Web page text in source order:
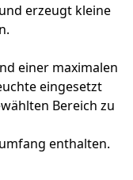
erzeugt kleine
einer maximalen
eingesetzt
Bereich zu
enthalten.